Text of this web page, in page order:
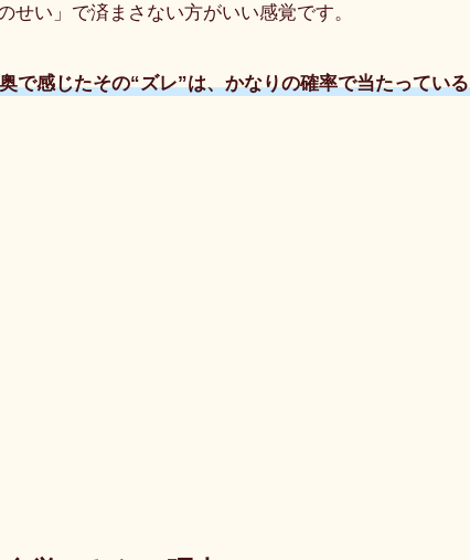
せい」で済まさない方がいい感覚です。
で感じたその“ズレ”は、かなりの確率で当たっている